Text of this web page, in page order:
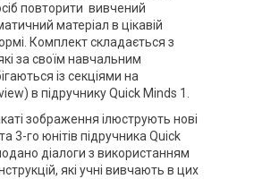
повторити вивчений
матеріал в цікавій
Комплект складається з
за своїм навчальним
із секціями на
в підручнику Quick Minds 1.
зображення ілюструють нові
3-го юнітів підручника Quick
діалоги з використанням
які учні вивчають в цих